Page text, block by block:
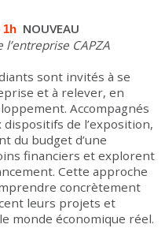
1h NOUVEAU
CAPZA
sont invités à se
et à relever, en
Accompagnés
de l’exposition,
du budget d’une
financiers et explorent
Cette approche
concrètement
leurs projets et
monde économique réel.